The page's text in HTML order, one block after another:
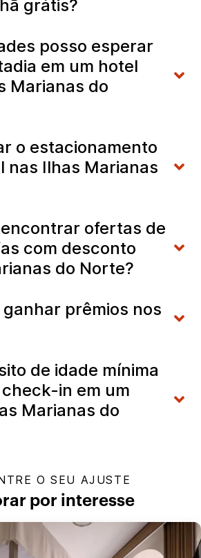
grátis?
posso esperar
em um hotel
Marianas do
o estacionamento
nas Ilhas Marianas
ofertas de
com desconto
do Norte?
ganhar prêmios nos
de idade mínima
in em um
Marianas do
O SEU AJUSTE
por interesse